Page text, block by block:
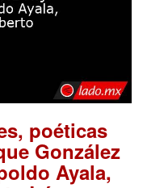
poéticas
González
Ayala,